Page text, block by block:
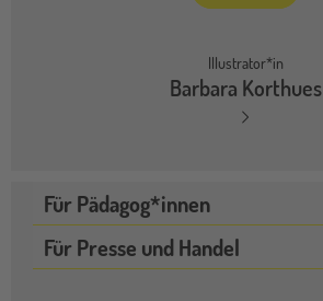
Illustrator*in
Barbara Korthues
Für Pädagog*innen
Für Presse und Handel